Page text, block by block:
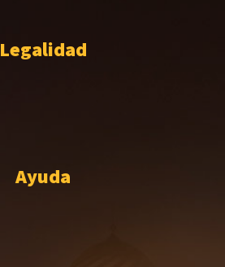
Legalidad
Ayuda